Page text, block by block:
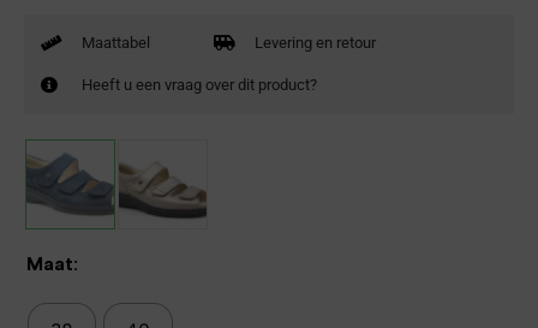
Maattabel Levering en retour
Heeft u een vraag over dit product?
Maat: